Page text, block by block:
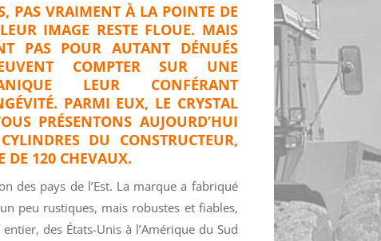
PAS VRAIMENT À LA POINTE DE
IMAGE RESTE FLOUE. MAIS
PAS POUR AUTANT DÉNUÉS
COMPTER SUR UNE
LEUR CONFÉRANT
PARMI EUX, LE CRYSTAL
PRÉSENTONS AUJOURD’HUI
DU CONSTRUCTEUR,
DE 120 CHEVAUX.
des pays de l’Est. La marque a fabriqué
peu rustiques, mais robustes et fiables,
des États-Unis à l’Amérique du Sud